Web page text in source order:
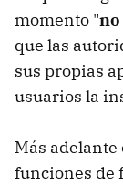
momento "no
que las
sus propias
usuarios la
Más
funciones de